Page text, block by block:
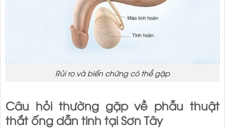
Rủi ro và biến chứng có thể gặp
Câu hỏi thường gặp về phẫu thuật
thắt ống dẫn tinh tại Sơn Tây